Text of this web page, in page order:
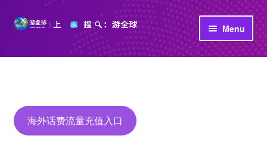
Skip
Skip
Menu
首页
公司介绍
海外话费流量充值入口